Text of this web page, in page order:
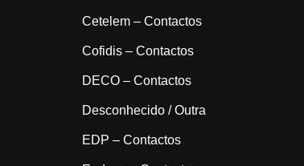
Cetelem – Contactos
Cofidis – Contactos
DECO – Contactos
Desconhecido / Outra
EDP – Contactos